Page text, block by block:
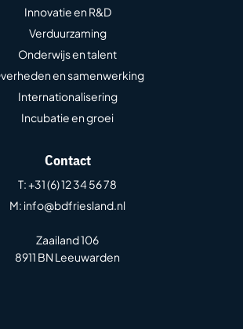
Innovatie en R&D
Verduurzaming
Onderwijs en talent
en samenwerking
Internationalisering
Incubatie en groei
Contact
T: +31 (6) 12 34 56 78
M: info@bdfriesland.nl
Zaailand 106
8911 BN Leeuwarden